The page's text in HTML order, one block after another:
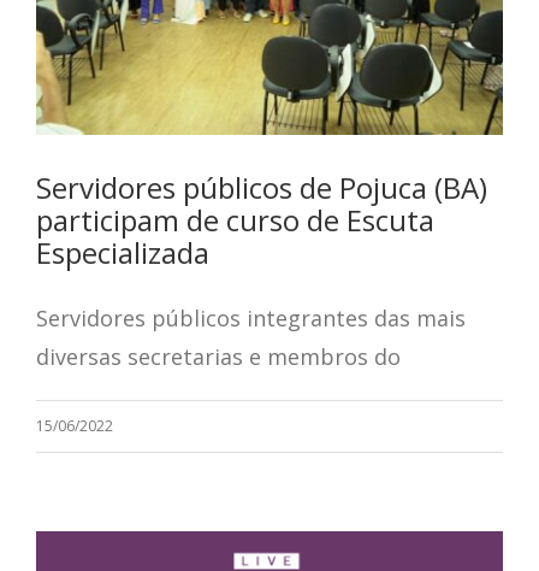
Servidores públicos de Pojuca (BA)
participam de curso de Escuta
Especializada
Servidores públicos integrantes das mais
diversas secretarias e membros do
15/06/2022